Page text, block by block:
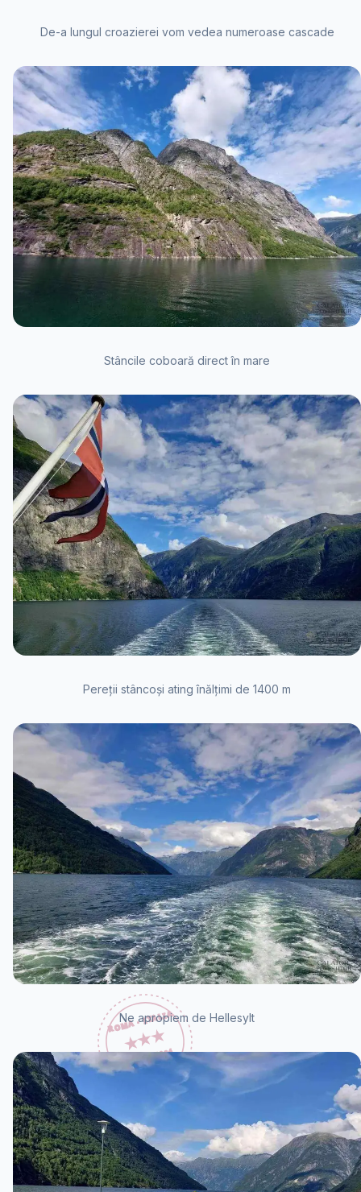
De-a lungul croazierei vom vedea numeroase cascade
Stâncile coboară direct în mare
Pereții stâncoși ating înălțimi de 1400 m
Ne apropiem de Hellesylt